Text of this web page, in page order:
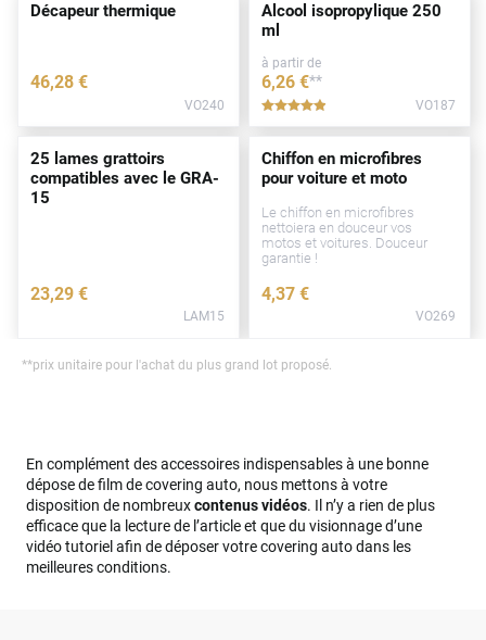
Décapeur thermique
46,28 €
VO240
Alcool isopropylique 250
ml
à partir de
6,26 €**
*****
VO187
25 lames grattoirs
compatibles avec le GRA-
15
23,29 €
LAM15
Chiffon en microfibres
pour voiture et moto
Le chiffon en microfibres
nettoiera en douceur vos
motos et voitures. Douceur
garantie !
4,37 €
VO269
**prix unitaire pour l'achat du plus grand lot proposé.
En complément des accessoires indispensables à une bonne
dépose de film de covering auto, nous mettons à votre
disposition de nombreuxcontenus vidéos. Il n’y a rien de plus
efficace que la lecture de l’article et que du visionnage d’une
vidéo tutoriel afin de déposer votre covering auto dans les
meilleures conditions.